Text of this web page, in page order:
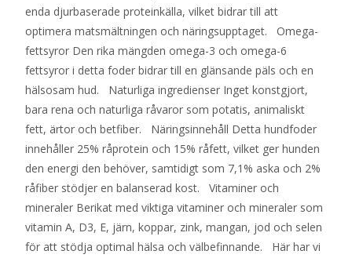
enda djurbaserade proteinkälla, vilket bidrar till att
optimera matsmältningen och näringsupptaget. Omega-
fettsyror Den rika mängden omega-3 och omega-6
fettsyror i detta foder bidrar till en glänsande päls och en
hälsosam hud. Naturliga ingredienser Inget konstgjort,
bara rena och naturliga råvaror som potatis, animaliskt
fett, ärtor och betfiber. Näringsinnehåll Detta hundfoder
innehåller 25% råprotein och 15% råfett, vilket ger hunden
den energi den behöver, samtidigt som 7,1% aska och 2%
råfiber stödjer en balanserad kost. Vitaminer och
mineraler Berikat med viktiga vitaminer och mineraler som
vitamin A, D3, E, järn, koppar, zink, mangan, jod och selen
för att stödja optimal hälsa och välbefinnande. Här har vi